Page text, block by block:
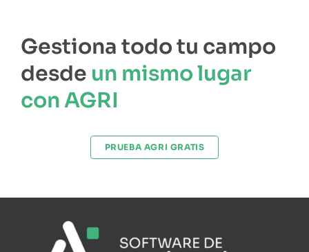
Gestiona todo tu campo
desde un mismo lugar
con AGRI
PRUEBA AGRI GRATIS